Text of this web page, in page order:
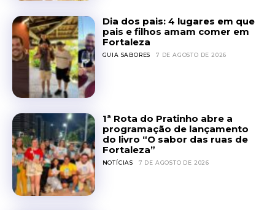
Dia dos pais: 4 lugares em que
pais e filhos amam comer em
Fortaleza
GUIA SABORES 7 DE AGOSTO DE 2026
1ª Rota do Pratinho abre a
programação de lançamento
do livro “O sabor das ruas de
Fortaleza”
NOTÍCIAS 7 DE AGOSTO DE 2026